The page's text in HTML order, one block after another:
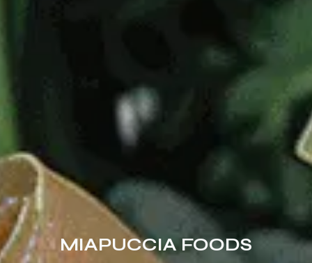
MIAPUCCIA FOODS